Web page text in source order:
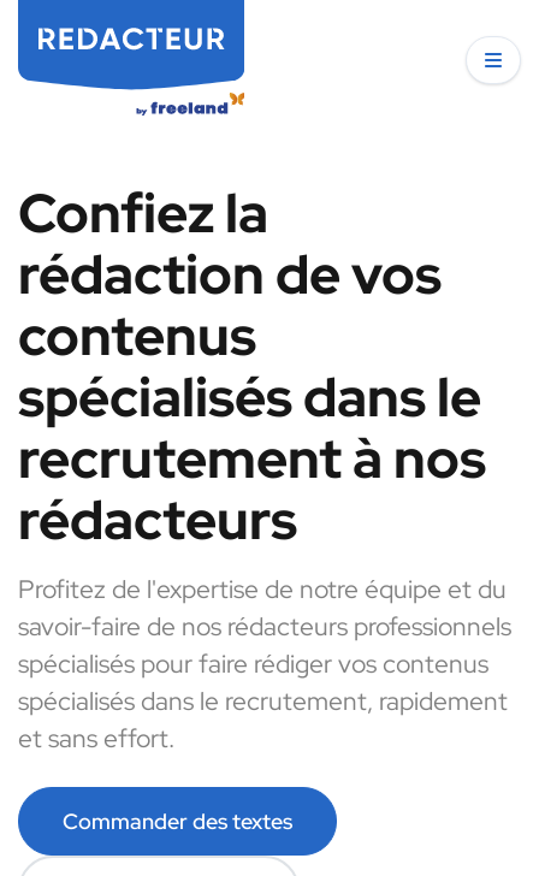
Confiez la
rédaction de vos
contenus
spécialisés dans le
recrutement à nos
rédacteurs
Profitez de l'expertise de notre équipe et du
savoir-faire de nos rédacteurs professionnels
spécialisés pour faire rédiger vos contenus
spécialisés dans le recrutement, rapidement
et sans effort.
Commander des textes